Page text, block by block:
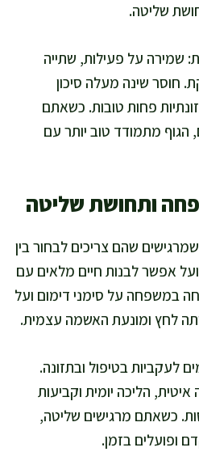
שליטה.
שמירה על פעילות, שתייה
חוסר שינה מעלה סיכון
פחות טובות. כשאתם
הגוף מתמודד טוב יותר עם
ותחושת שליטה
שהם צריכים לבחור בין
אפשר לבנות חיים מלאים עם
במשפחה על סימני דימום ועל
לחץ ומונעת האשמה עצמית.
לעקביות בטיפול ובתזונה.
הליכה יומית וקביעות
כשאתם מרגישים שליטה,
ופועלים בזמן.